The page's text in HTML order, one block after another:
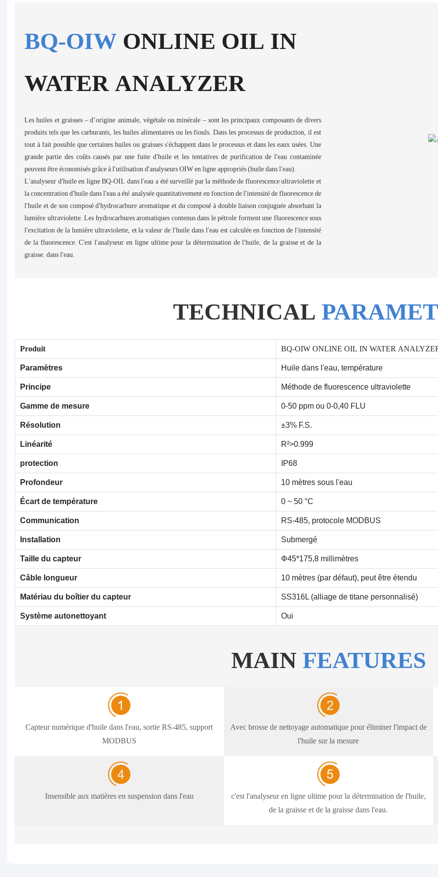
BQ-OIW ONLINE OIL IN
WATER ANALYZER
Les huiles et graisses – d’origine animale, végétale ou minérale – sont les principaux composants de divers
produits tels que les carburants, les huiles alimentaires ou les fiouls. Dans les processus de production, il est
tout à fait possible que certaines huiles ou graisses s'échappent dans le processus et dans les eaux usées. Une
grande partie des coûts causés par une fuite d'huile et les tentatives de purification de l'eau contaminée
peuvent être économisés grâce à l'utilisation d'analyseurs OIW en ligne appropriés (huile dans l'eau).
L'analyseur d'huile en ligne BQ-OIL dans l'eau a été surveillé par la méthode de fluorescence ultraviolette et
la concentration d'huile dans l'eau a été analysée quantitativement en fonction de l'intensité de fluorescence de
l'huile et de son composé d'hydrocarbure aromatique et du composé à double liaison conjuguée absorbant la
lumière ultraviolette. Les hydrocarbures aromatiques contenus dans le pétrole forment une fluorescence sous
l'excitation de la lumière ultraviolette, et la valeur de l'huile dans l'eau est calculée en fonction de l'intensité
de la fluorescence. C'est l'analyseur en ligne ultime pour la détermination de l'huile, de la graisse et de la
graisse. dans l'eau.
TECHNICAL
Produit BQ-OIW ONLINE OIL IN WATER
Paramètres Huile dans l'eau, température
Principe Méthode de fluorescence ultraviolette
Gamme de mesure 0-50 ppm ou 0-0,40 FLU
Résolution ±3% F.S.
Linéarité R²>0.999
protection IP68
Profondeur 10 mètres sous l'eau
Écart de température 0 ~ 50 °C
Communication RS-485, protocole MODBUS
Installation Submergé
Taille du capteur Φ45*175,8 millimètres
Câble longueur 10 mètres (par défaut), peut être étendu
Matériau du boîtier du capteur SS316L (alliage de titane personnalisé)
Système autonettoyant Oui
MAIN FEATURES
Capteur numérique d'huile dans l'eau, sortie RS-485, support
MODBUS
Avec brosse de nettoyage automatique pour éliminer l'impact de
l'huile sur la mesure
Insensible aux matières en suspension dans l'eau
c'est l'analyseur en ligne ultime pour la détermination de l'huile,
de la graisse et de la graisse dans l'eau.